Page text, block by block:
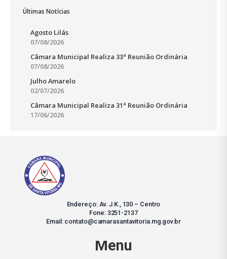
Últimas Notícias
Agosto Lilás
07/08/2026
Câmara Municipal Realiza 33ª Reunião Ordinária
07/08/2026
Julho Amarelo
02/07/2026
Câmara Municipal Realiza 31ª Reunião Ordinária
17/06/2026
Endereço: Av. J.K., 130 – Centro
Fone: 3251-2137
Email: contato@camarasantavitoria.mg.gov.br
Menu